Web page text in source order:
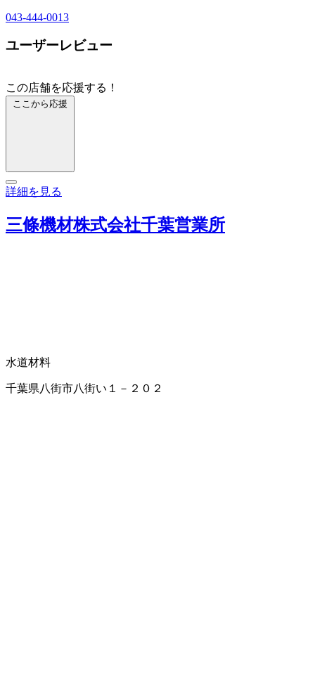
043-444-0013
ユーザーレビュー
この店舗を応援する！
ここから応援
詳細を見る
三條機材株式会社千葉営業所
水道材料
千葉県八街市八街い１－２０２